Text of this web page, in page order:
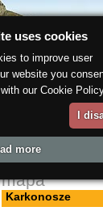
ergis.cz
mapa
Karkonosze
uses cookies
to improve user
website you
our Cookie
I
more